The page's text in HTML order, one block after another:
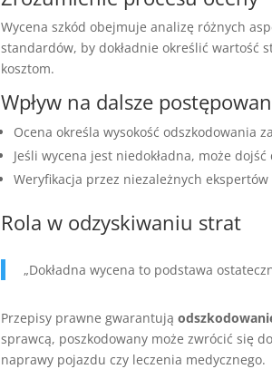
Wycena szkód obejmuje analizę różnych
standardów, by dokładnie określić wartość
kosztom.
Wpływ na dalsze
Ocena określa wysokość odszkodowania
Jeśli wycena jest niedokładna, może
Weryfikacja przez niezależnych
Rola w odzyskiwaniu strat
„Dokładna wycena to podstawa
Przepisy prawne gwarantują
sprawcą, poszkodowany może zwrócić się
naprawy pojazdu czy leczenia medycznego.